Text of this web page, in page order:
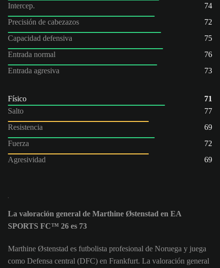
Intercep.
74
Precisión de cabezazos
72
Capacidad defensiva
75
Entrada normal
76
Entrada agresiva
73
Físico
71
Salto
77
Resistencia
69
Fuerza
72
Agresividad
69
La valoración general de Marthine Østenstad en EA
SPORTS FC™ 26 es 73
Marthine Østenstad es futbolista profesional de Noruega y juega
como Defensa central (DFC) en Frankfurt. La valoración general